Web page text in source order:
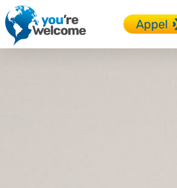
Appel
Accueil